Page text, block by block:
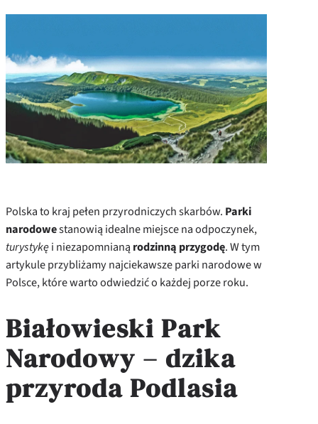
Polska to kraj pełen przyrodniczych skarbów. Parki
narodowestanowią idealne miejsce na odpoczynek,
turystykęi niezapomnianą rodzinną przygodę. W tym
artykule przybliżamy najciekawsze parki narodowe w
Polsce, które warto odwiedzić o każdej porze roku.
Białowieski Park
Narodowy – dzika
przyroda Podlasia